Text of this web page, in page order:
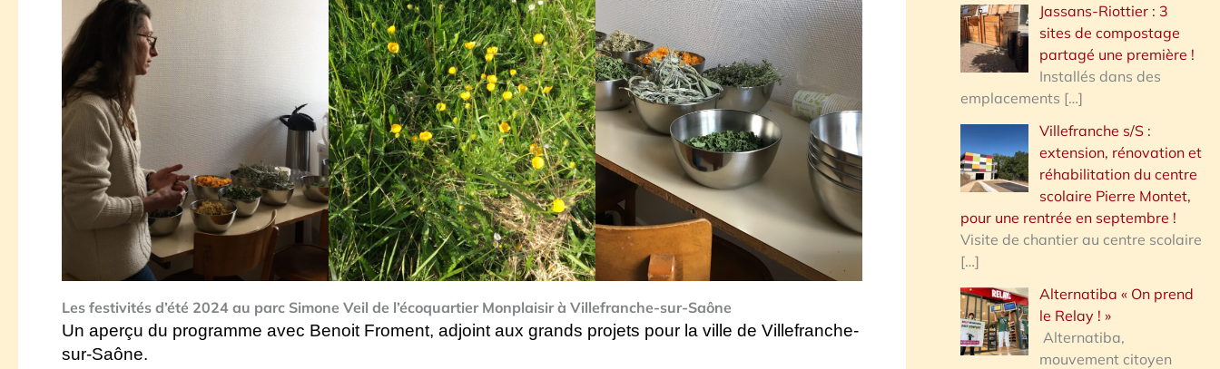
Les festivités d’été 2024 au parc Simone Veil de l’écoquartier Monplaisir à Villefranche-sur-Saône
Un aperçu du programme avec Benoit Froment, adjoint aux grands projets pour la ville de Villefranche-
sur-Saône.
Jassans-Riottier : 3
sites de compostage
partagé une première !
Installés dans des
emplacements […]
Villefranche s/S :
extension, rénovation et
réhabilitation du centre
scolaire Pierre Montet,
pour une rentrée en septembre !
Visite de chantier au centre scolaire
[…]
Alternatiba « On prend
le Relay ! »
Alternatiba,
mouvement citoyen